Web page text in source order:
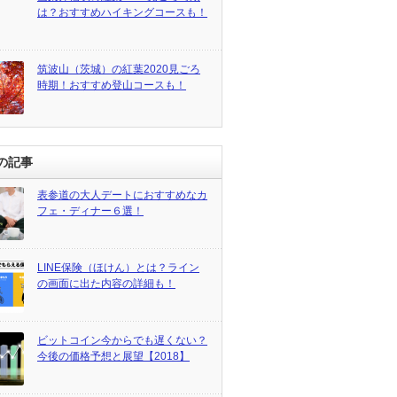
は？おすすめハイキングコースも！
筑波山（茨城）の紅葉2020見ごろ
時期！おすすめ登山コースも！
記事
表参道の大人デートにおすすめなカ
フェ・ディナー６選！
LINE保険（ほけん）とは？ライン
の画面に出た内容の詳細も！
ビットコイン今からでも遅くない？
今後の価格予想と展望【2018】